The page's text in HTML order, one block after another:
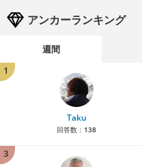
アンカーランキング
週間
1
Taku
回答数： 138
3